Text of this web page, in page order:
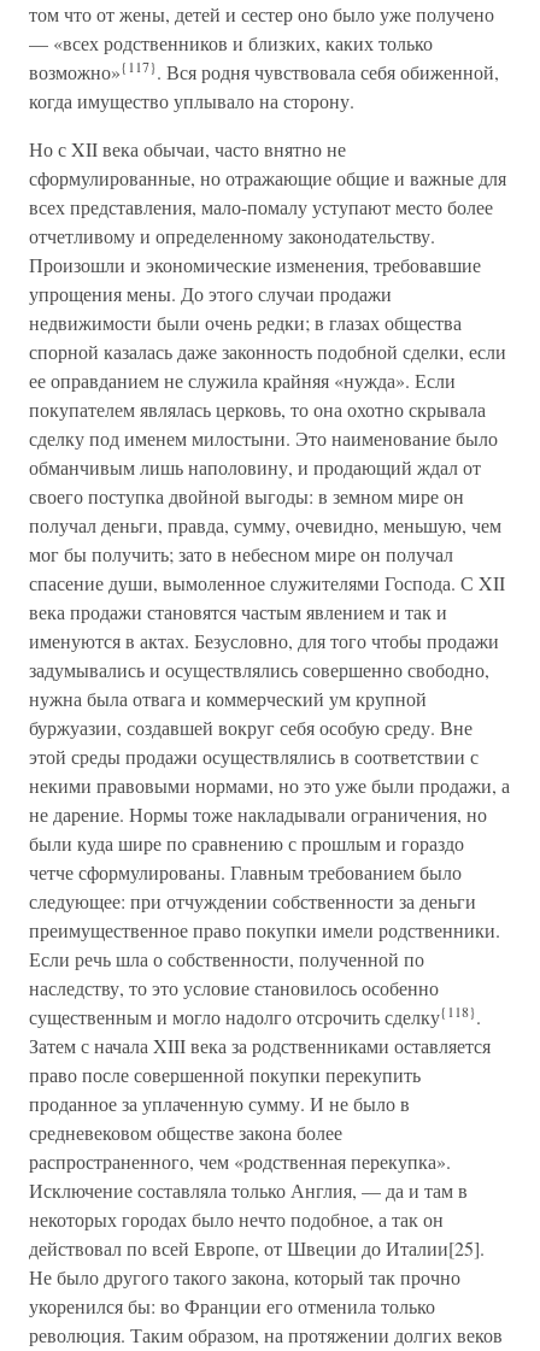
том что от жены, детей и сестер оно было уже получено
— «всех родственников и близких, каких только
возможно»{117}. Вся родня чувствовала себя обиженной,
когда имущество уплывало на сторону.
Но с XII века обычаи, часто внятно не
сформулированные, но отражающие общие и важные для
всех представления, мало-помалу уступают место более
отчетливому и определенному законодательству.
Произошли и экономические изменения, требовавшие
упрощения мены. До этого случаи продажи
недвижимости были очень редки; в глазах общества
спорной казалась даже законность подобной сделки, если
ее оправданием не служила крайняя «нужда». Если
покупателем являлась церковь, то она охотно скрывала
сделку под именем милостыни. Это наименование было
обманчивым лишь наполовину, и продающий ждал от
своего поступка двойной выгоды: в земном мире он
получал деньги, правда, сумму, очевидно, меньшую, чем
мог бы получить; зато в небесном мире он получал
спасение души, вымоленное служителями Господа. С XII
века продажи становятся частым явлением и так и
именуются в актах. Безусловно, для того чтобы продажи
задумывались и осуществлялись совершенно свободно,
нужна была отвага и коммерческий ум крупной
буржуазии, создавшей вокруг себя особую среду. Вне
этой среды продажи осуществлялись в соответствии с
некими правовыми нормами, но это уже были продажи, а
не дарение. Нормы тоже накладывали ограничения, но
были куда шире по сравнению с прошлым и гораздо
четче сформулированы. Главным требованием было
следующее: при отчуждении собственности за деньги
преимущественное право покупки имели родственники.
Если речь шла о собственности, полученной по
наследству, то это условие становилось особенно
существенным и могло надолго отсрочить сделку{118}.
Затем с начала XIII века за родственниками оставляется
право после совершенной покупки перекупить
проданное за уплаченную сумму. И не было в
средневековом обществе закона более
распространенного, чем «родственная перекупка».
Исключение составляла только Англия, — да и там в
некоторых городах было нечто подобное, а так он
действовал по всей Европе, от Швеции до Италии[25].
Не было другого такого закона, который так прочно
укоренился бы: во Франции его отменила только
революция. Таким образом, на протяжении долгих веков